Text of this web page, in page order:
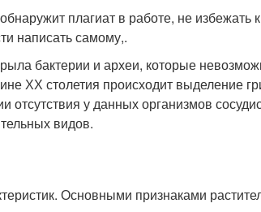
плагиат в работе, не избежать
написать самому,.
бактерии и археи, которые
ХХ столетия происходит выделение
отсутствия у данных организмов
видов.
Основными признаками